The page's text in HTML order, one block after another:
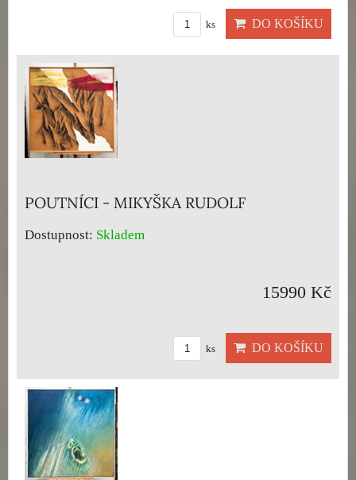
ks DO KOŠÍKU
POUTNÍCI - MIKYŠKA RUDOLF
Dostupnost: Skladem
15990 Kč
ks DO KOŠÍKU